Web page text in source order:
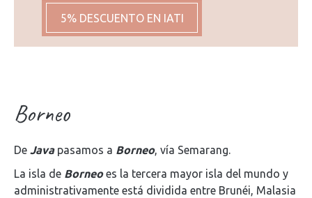
5% DESCUENTO EN IATI
Borneo
De Javapasamos a Borneo, vía Semarang.
La isla de Borneoes la tercera mayor isla del mundo y
administrativamente está dividida entre Brunéi, Malasia